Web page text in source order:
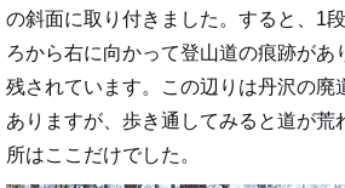
の斜面に取り付きました。すると、1
ろから右に向かって登山道の痕跡があ
残されています。この辺りは丹沢の廃
ありますが、歩き通してみると道が荒
所はここだけでした。